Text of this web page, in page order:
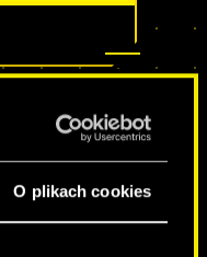
O plikach cookies